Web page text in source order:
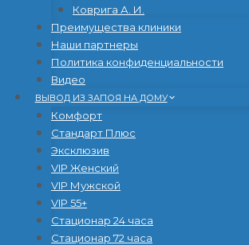
Коврига А. И.
Преимущества клиники
Наши партнеры
Политика конфиденциальности
Видео
ВЫВОД ИЗ ЗАПОЯ НА ДОМУ
Комфорт
Стандарт Плюс
Эксклюзив
VIP Женский
VIP Мужской
VIP 55+
Стационар 24 часа
Стационар 72 часа